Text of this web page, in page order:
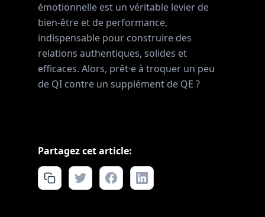
émotionnelle est un véritable levier de
bien-être et de performance,
indispensable pour construire des
relations authentiques, solides et
efficaces. Alors, prêt·e à troquer un peu
de QI contre un supplément de QE ?
Partagez cet article: